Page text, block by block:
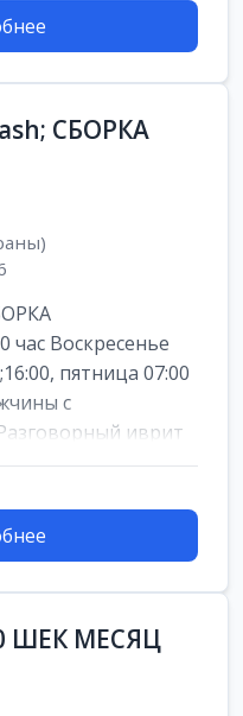
СБОРКА
Воскресенье
пятница 07:00
с
иврит
ШЕК МЕСЯЦ